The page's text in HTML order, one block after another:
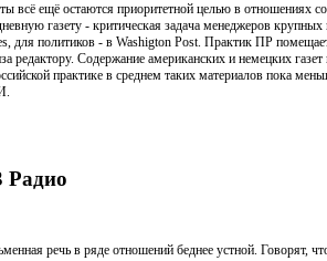
всё ещё остаются приоритетной целью в отношениях
газету - критическая задача менеджеров
для политиков - в Washigton Post. Практик ПР
редактору. Содержание американских и немецких
практике в среднем таких материалов пока
Радио
речь в ряде отношений беднее устной. Говорят,